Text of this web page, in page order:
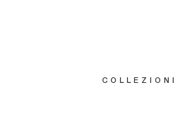
COLLEZIONI